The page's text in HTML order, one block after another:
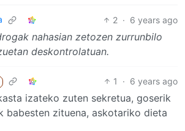
2 · 6 years ago
nahasian zetozen zurrunbilo
deskontrolatuan.
1 · 6 years ago
izateko zuten sekretua, goserik
babesten zituena, askotariko dieta